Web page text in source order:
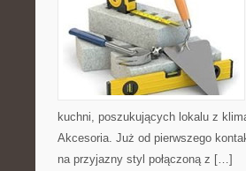
kuchni, poszukujących lokalu z
Akcesoria. Już od pierwszego
na przyjazny styl połączoną z […]